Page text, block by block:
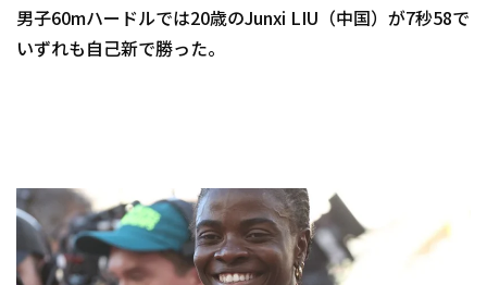
男子60mハードルでは20歳のJunxi LIU（中国）が7秒58で
いずれも自己新で勝った。